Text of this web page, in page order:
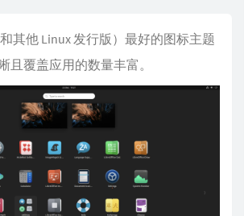
其他 Linux 发行版）最好的图标主题
且覆盖应用的数量丰富。